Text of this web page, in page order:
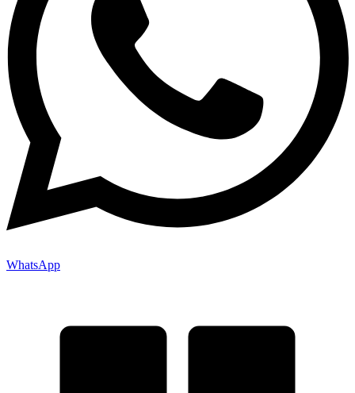
WhatsApp